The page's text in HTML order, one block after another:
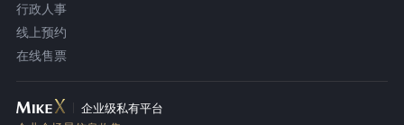
行政人事
线上预约
在线售票
企业级私有平台